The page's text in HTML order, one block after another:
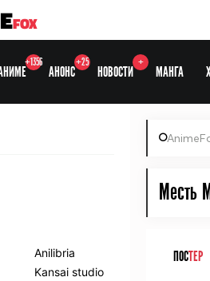
FOX
+1356
АНОНС
+25
НОВОСТИ
+
МАНГА
Месть
ПОСТЕР
Anilibria
Kansai studio